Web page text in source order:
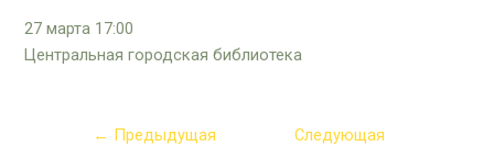
27 марта 17:00
Центральная городская библиотека
← Предыдущая
Следующая